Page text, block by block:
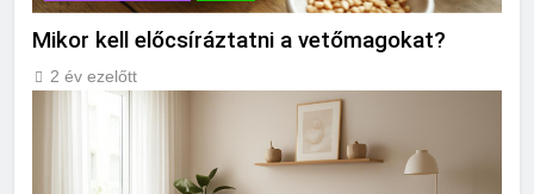
Mikor kell előcsíráztatni a vetőmagokat?
2 év ezelőtt